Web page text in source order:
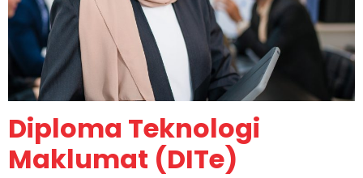
Diploma Teknologi
Maklumat (DITe)